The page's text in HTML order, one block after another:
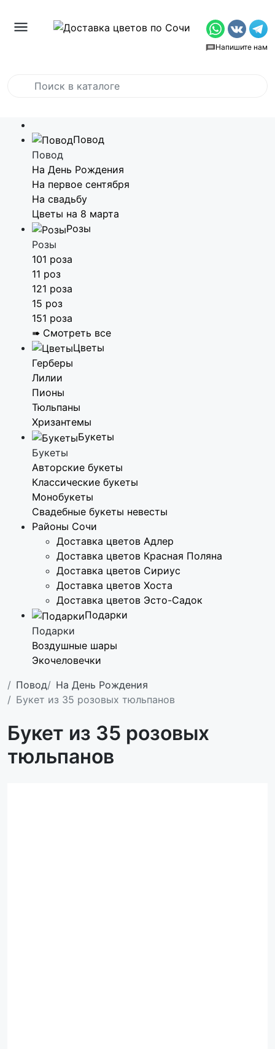
Напишите нам
Повод
Повод
На День Рождения
На первое сентября
На свадьбу
Цветы на 8 марта
Розы
Розы
101 роза
11 роз
121 роза
15 роз
151 роза
➠ Смотреть все
Цветы
Герберы
Лилии
Пионы
Тюльпаны
Хризантемы
Букеты
Букеты
Авторские букеты
Классические букеты
Монобукеты
Свадебные букеты невесты
Районы Сочи
Доставка цветов Адлер
Доставка цветов Красная Поляна
Доставка цветов Сириус
Доставка цветов Хоста
Доставка цветов Эсто-Садок
Подарки
Подарки
Воздушные шары
Экочеловечки
Повод
На День Рождения
Букет из 35 розовых тюльпанов
Букет из 35 розовых
тюльпанов